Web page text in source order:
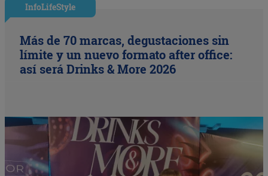
InfoLifeStyle
Más de 70 marcas, degustaciones sin
límite y un nuevo formato after office:
así será Drinks & More 2026